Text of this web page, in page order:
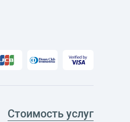
Стоимость услуг